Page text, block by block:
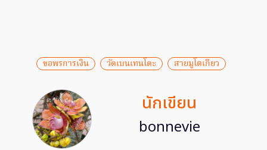
ขอพรการเงิน วัดเบนเทนโดะ สายมูโตเกียว
นักเขียน
bonnevie